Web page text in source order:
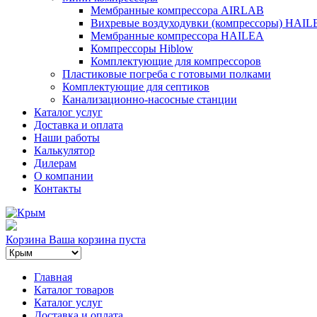
Мембранные компрессора AIRLAB
Вихревые воздуходувки (компрессоры)
Мембранные компрессора HAILEA
Компрессоры Hiblow
Комплектующие для компрессоров
Пластиковые погреба с готовыми полками
Комплектующие для септиков
Канализационно-насосные станции
Каталог услуг
Доставка и оплата
Наши работы
Калькулятор
Дилерам
О компании
Контакты
Корзина Ваша корзина пуста
Главная
Каталог товаров
Каталог услуг